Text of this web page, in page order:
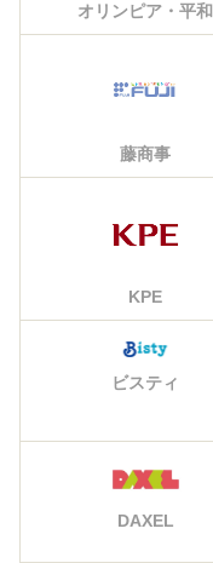
オリンピア・平和
藤商事
KPE
ビスティ
DAXEL